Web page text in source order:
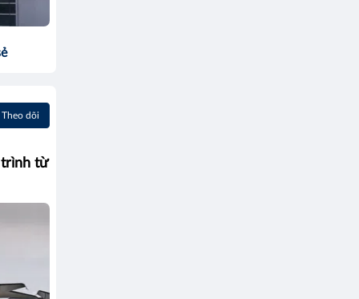
Theo dõi
trình từ